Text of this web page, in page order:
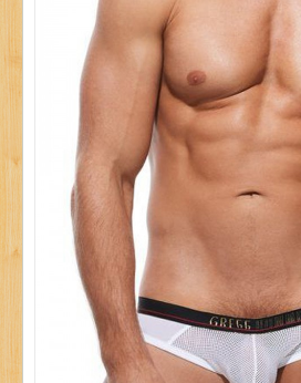
ĐỒ LÓT NỮ
ĐỒ LÓT TRẺ EM
SẢN PHẨM KHÁC
KHUYẾN MÃI